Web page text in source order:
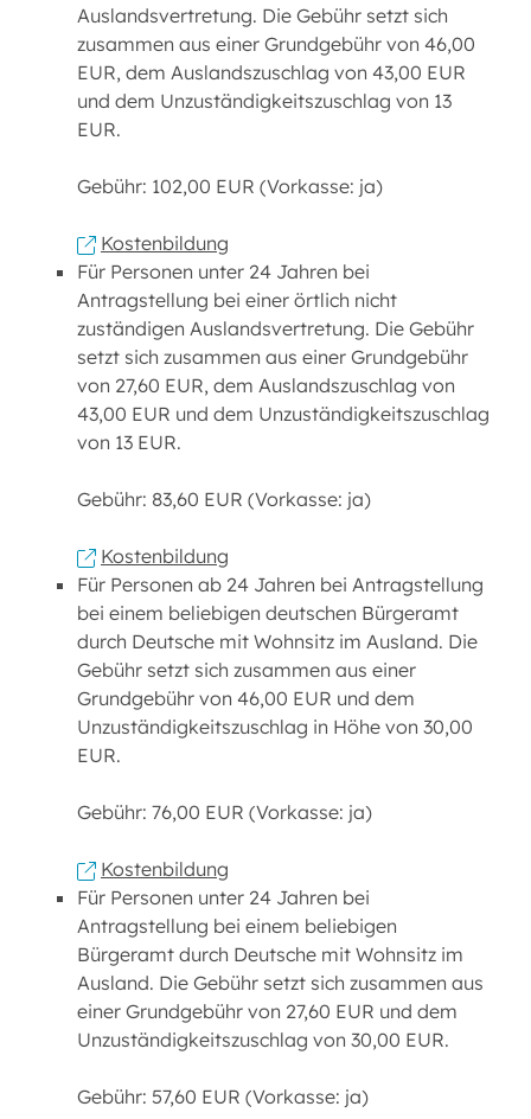
Auslandsvertretung. Die Gebühr setzt sich
zusammen aus einer Grundgebühr von 46,00
EUR, dem Auslandszuschlag von 43,00 EUR
und dem Unzuständigkeitszuschlag von 13
EUR.
Gebühr: 102,00 EUR (Vorkasse: ja)
Kostenbildung
Für Personen unter 24 Jahren bei
Antragstellung bei einer örtlich nicht
zuständigen Auslandsvertretung. Die Gebühr
setzt sich zusammen aus einer Grundgebühr
von 27,60 EUR, dem Auslandszuschlag von
43,00 EUR und dem Unzuständigkeitszuschlag
von 13 EUR.
Gebühr: 83,60 EUR (Vorkasse: ja)
Kostenbildung
Für Personen ab 24 Jahren bei Antragstellung
bei einem beliebigen deutschen Bürgeramt
durch Deutsche mit Wohnsitz im Ausland. Die
Gebühr setzt sich zusammen aus einer
Grundgebühr von 46,00 EUR und dem
Unzuständigkeitszuschlag in Höhe von 30,00
EUR.
Gebühr: 76,00 EUR (Vorkasse: ja)
Kostenbildung
Für Personen unter 24 Jahren bei
Antragstellung bei einem beliebigen
Bürgeramt durch Deutsche mit Wohnsitz im
Ausland. Die Gebühr setzt sich zusammen aus
einer Grundgebühr von 27,60 EUR und dem
Unzuständigkeitszuschlag von 30,00 EUR.
Gebühr: 57,60 EUR (Vorkasse: ja)